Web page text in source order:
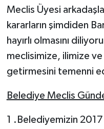
Meclis Üyesi
kararların şimdiden
hayırlı olmasını
meclisimize, ilimize ve
getirmesini temenni
Belediye Meclis
1 .Belediyemizin 2017